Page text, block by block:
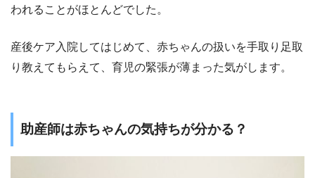
われることがほとんどでした。
産後ケア入院してはじめて、赤ちゃんの扱いを手取り足取
り教えてもらえて、育児の緊張が薄まった気がします。
助産師は赤ちゃんの気持ちが分かる？